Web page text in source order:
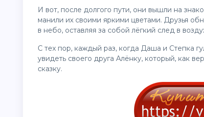
И вот, после долгого пути, они вышли на
манили их своими яркими цветами. Друзья
в небо, оставляя за собой лёгкий след в
С тех пор, каждый раз, когда Даша и Степка
увидеть своего друга Алёнку, который, как
сказку.